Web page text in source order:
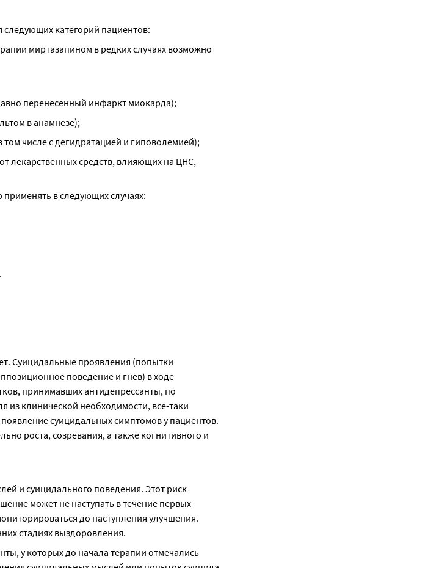
категорий пациентов:
миртазапином в редких случаях возможно
перенесенный инфаркт миокарда);
в анамнезе);
числе с дегидратацией и гиповолемией);
лекарственных средств, влияющих на ЦНС,
применять в следующих случаях:
Суицидальные проявления (попытки
поведение и гнев) в ходе
принимавших антидепрессанты, по
из клинической необходимости, все-таки
суицидальных симптомов у пациентов.
роста, созревания, а также когнитивного и
и суицидального поведения. Этот риск
может не наступать в течение первых
до наступления улучшения.
стадиях выздоровления.
у которых до начала терапии отмечались